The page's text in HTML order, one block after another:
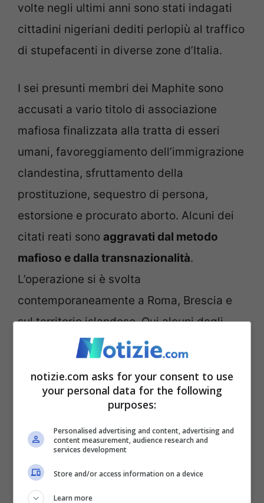
volte negli ultimi anni sono stati indagati
cittadini nigeriani dediti perlopiù al traffico
di stupefacenti in diverse zone d’Italia.
I sei presunti membri dei Maphite sono
accusati a vario titolo di associazione
mafiosa finalizzata alla tratta di esseri
umani, favoreggiamento dell’immigrazione
clandestina, sfruttamento della
prostituzione, sequestro di persona,
estorsione e procurato aborto. Alcuni dei
citati reati sono aggravati dal metodo
mafioso e dalla transnazionalità.
L’operazione si è svolta
contemporaneamente a Roma, Brescia e
sul territorio islandese. Qui alcuni degli
arrestati si erano trasferiti da qualche
Le indagini hanno visto anche le
vittima che è riuscita a ribellarsi dalla rete
dei suoi sfruttatori. Questi l’avevano
indotta ad arrivare in Italia con la speranza
notizie.com asks for your consent to use
your personal data for the following
purposes:
Personalised advertising and content, advertising and
content measurement, audience research and
services development
Store and/or access information on a device
Learn more